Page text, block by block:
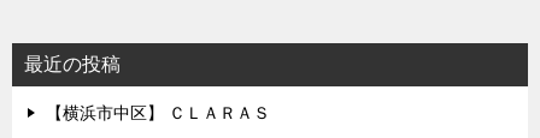
最近の投稿
【横浜市中区】 ＣＬＡＲＡＳ